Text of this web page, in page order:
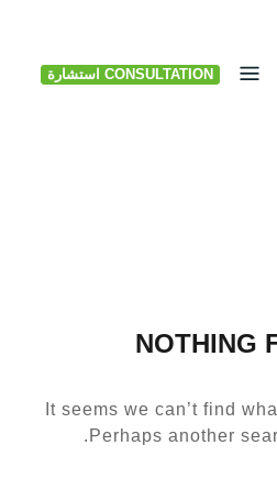
CONSULTATION استشارة
NOTHING
It seems we can’t find
Perhaps another